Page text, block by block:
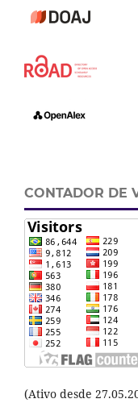
CONTADOR DE
(Ativo desde